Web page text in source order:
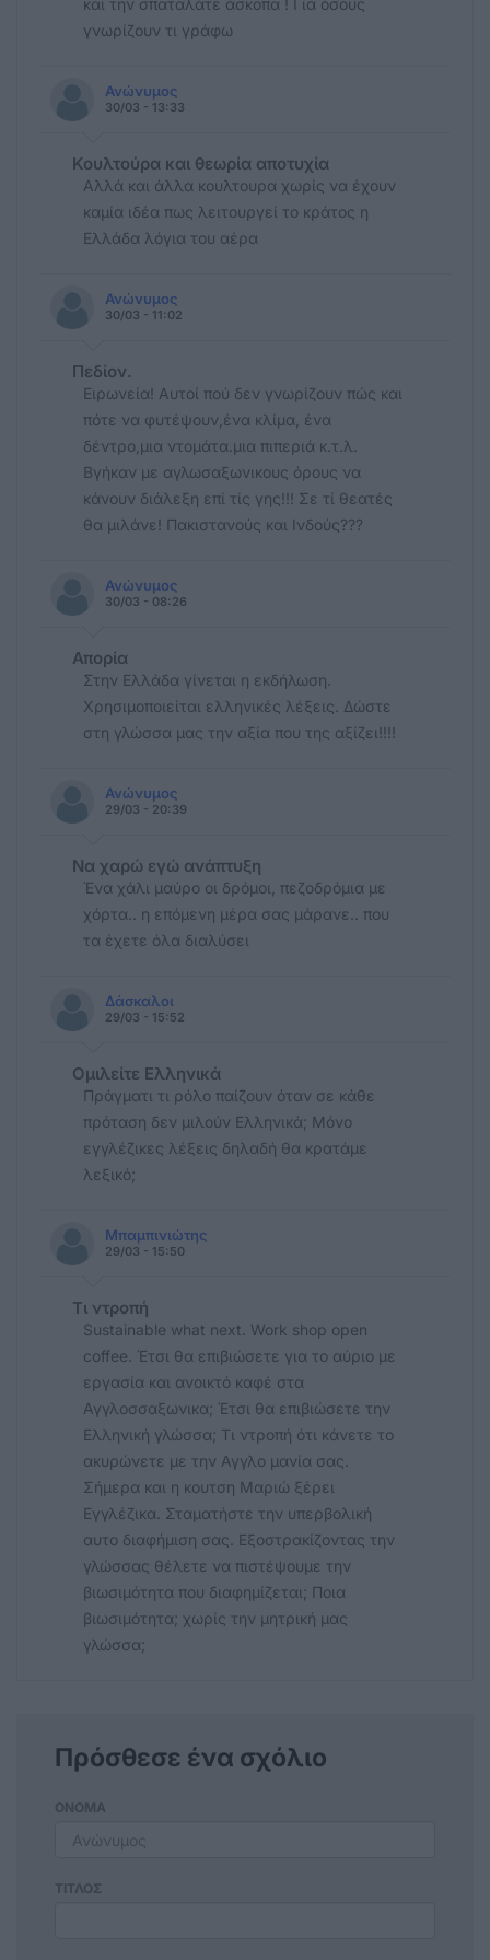
και την σπαταλάτε άσκοπα ! Για όσους
γνωρίζουν τι γράφω
Ανώνυμος
30/03 - 13:33
Κουλτούρα και θεωρία αποτυχία
Αλλά και άλλα κουλτουρα χωρίς να έχουν
καμία ιδέα πως λειτουργεί το κράτος η
Ελλάδα λόγια του αέρα
Ανώνυμος
30/03 - 11:02
Πεδίον.
Ειρωνεία! Αυτοί πού δεν γνωρίζουν πώς και
πότε να φυτέψουν,ένα κλίμα, ένα
δέντρο,μια ντομάτα.μια πιπεριά κ.τ.λ.
Βγήκαν με αγλωσαξωνικους όρους να
κάνουν διάλεξη επί τίς γης!!! Σε τί θεατές
θα μιλάνε! Πακιστανούς και Ινδούς???
Ανώνυμος
30/03 - 08:26
Απορία
Στην Ελλάδα γίνεται η εκδήλωση.
Χρησιμοποιείται ελληνικές λέξεις. Δώστε
στη γλώσσα μας την αξία που της αξίζει!!!!
Ανώνυμος
29/03 - 20:39
Να χαρώ εγώ ανάπτυξη
Ένα χάλι μαύρο οι δρόμοι, πεζοδρόμια με
χόρτα.. η επόμενη μέρα σας μάρανε.. που
τα έχετε όλα διαλύσει
Δάσκαλοι
29/03 - 15:52
Ομιλείτε Ελληνικά
Πράγματι τι ρόλο παίζουν όταν σε κάθε
πρόταση δεν μιλούν Ελληνικά; Μόνο
εγγλέζικες λέξεις δηλαδή θα κρατάμε
λεξικό;
Μπαμπινιώτης
29/03 - 15:50
Τι ντροπή
Sustainable what next. Work shop open
coffee. Έτσι θα επιβιώσετε για το αύριο με
εργασία και ανοικτό καφέ στα
Αγγλοσσαξωνικα; Έτσι θα επιβιώσετε την
Ελληνική γλώσσα; Τι ντροπή ότι κάνετε το
ακυρώνετε με την Αγγλο μανία σας.
Σήμερα και η κουτση Μαριώ ξέρει
Εγγλέζικα. Σταματήστε την υπερβολική
αυτο διαφήμιση σας. Εξοστρακίζοντας την
γλώσσας θέλετε να πιστέψουμε την
βιωσιμότητα που διαφημίζεται; Ποια
βιωσιμότητα; χωρίς την μητρική μας
γλώσσα;
Πρόσθεσε ένα σχόλιο
ΟΝΟΜΑ
ΤΙΤΛΟΣ